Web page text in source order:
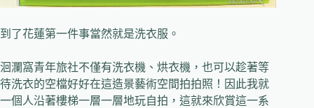
到了花蓮第一件事當然就是洗衣服。
洄瀾窩青年旅社不僅有洗衣機、烘衣機，也可以趁著等
待洗衣的空檔好好在這造景藝術空間拍拍照！因此我就
一個人沿著樓梯一層一層地玩自拍，這就來欣賞這一系